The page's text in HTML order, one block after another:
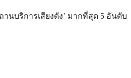
านบริการเสียงดัง’ มากที่สุด 5 อันดับ